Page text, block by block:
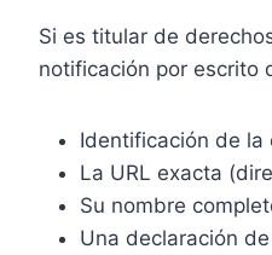
Si es titular de
notificación por escrito
Identificación de la
La URL exacta
Su nombre
Una declaración